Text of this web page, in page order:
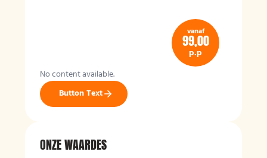
vanaf
99,00
p.p
No content available.
Button Text
ONZE WAARDES